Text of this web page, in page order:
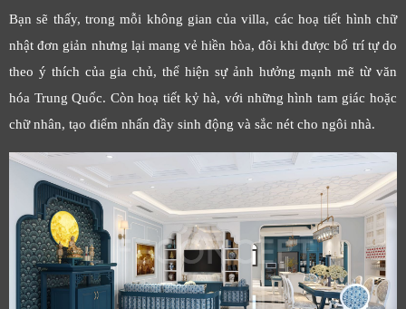
Bạn sẽ thấy, trong mỗi không gian của villa, các hoạ tiết hình chữ
nhật đơn giản nhưng lại mang vẻ hiền hòa, đôi khi được bố trí tự do
theo ý thích của gia chủ, thể hiện sự ảnh hưởng mạnh mẽ từ văn
hóa Trung Quốc. Còn hoạ tiết kỷ hà, với những hình tam giác hoặc
chữ nhân, tạo điểm nhấn đầy sinh động và sắc nét cho ngôi nhà.